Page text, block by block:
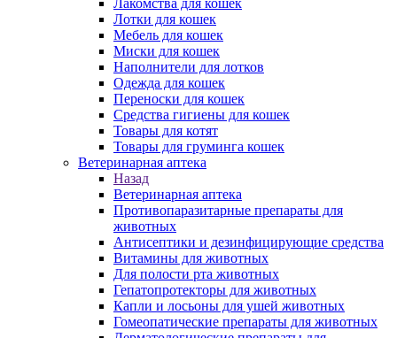
Лакомства для кошек
Лотки для кошек
Мебель для кошек
Миски для кошек
Наполнители для лотков
Одежда для кошек
Переноски для кошек
Средства гигиены для кошек
Товары для котят
Товары для груминга кошек
Ветеринарная аптека
Назад
Ветеринарная аптека
Противопаразитарные препараты для
животных
Антисептики и дезинфицирующие средства
Витамины для животных
Для полости рта животных
Гепатопротекторы для животных
Капли и лосьоны для ушей животных
Гомеопатические препараты для животных